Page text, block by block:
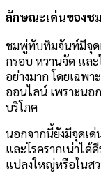
ลักษณะเด่นของ
ชมพู่ทับทิมจันท์มีจุด
กรอบ หวานจัด แล
อย่างมาก โดยเฉพ
ออนไลน์ เพราะนอ
บริโภค
นอกจากนี้ยังมีจุดเด่
และโรครากเน่าได้
แปลงใหญ่หรือในส